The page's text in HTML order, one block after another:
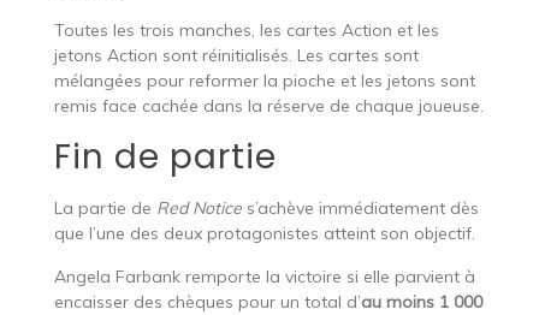
Toutes les trois manches, les cartes Action et les
jetons Action sont réinitialisés. Les cartes sont
mélangées pour reformer la pioche et les jetons sont
remis face cachée dans la réserve de chaque joueuse.
Fin de partie
La partie de Red Notices’achève immédiatement dès
que l’une des deux protagonistes atteint son objectif.
Angela Farbank remporte la victoire si elle parvient à
encaisser des chèques pour un total d’au moins 1 000